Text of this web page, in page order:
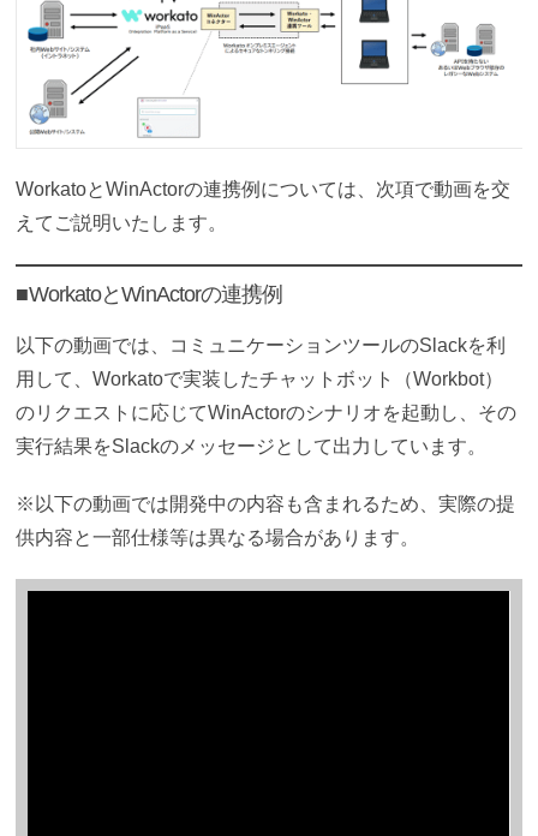
WorkatoとWinActorの連携例については、次項で動画を交
えてご説明いたします。
■WorkatoとWinActorの連携例
以下の動画では、コミュニケーションツールのSlackを利
用して、Workatoで実装したチャットボット（Workbot）
のリクエストに応じてWinActorのシナリオを起動し、その
実行結果をSlackのメッセージとして出力しています。
※以下の動画では開発中の内容も含まれるため、実際の提
供内容と一部仕様等は異なる場合があります。